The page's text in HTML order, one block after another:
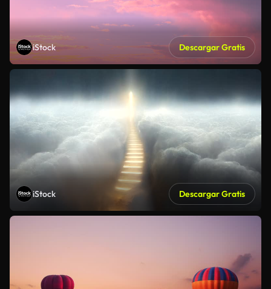
iStock Descargar Gratis
iStock Descargar Gratis